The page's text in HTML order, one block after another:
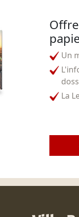
Un
La